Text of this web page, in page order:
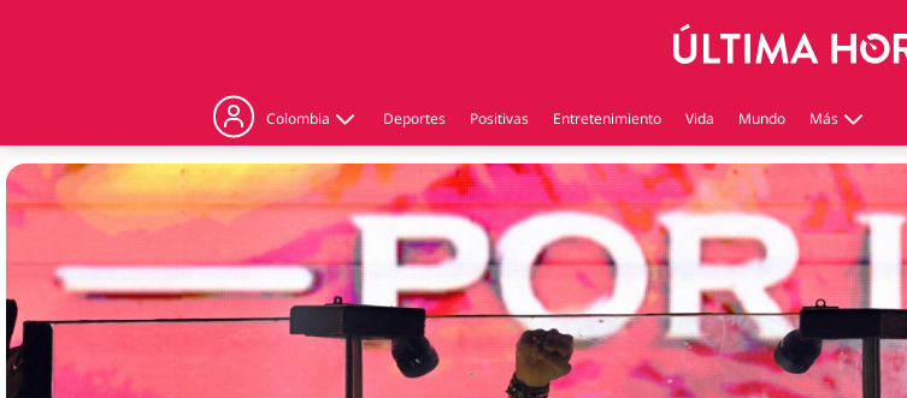
Colombia
Judicial
Politica
Regiones
Deportes Positivas Entretenimiento Vida Mundo Más
Virales
Economía
Estilo de
Instagram